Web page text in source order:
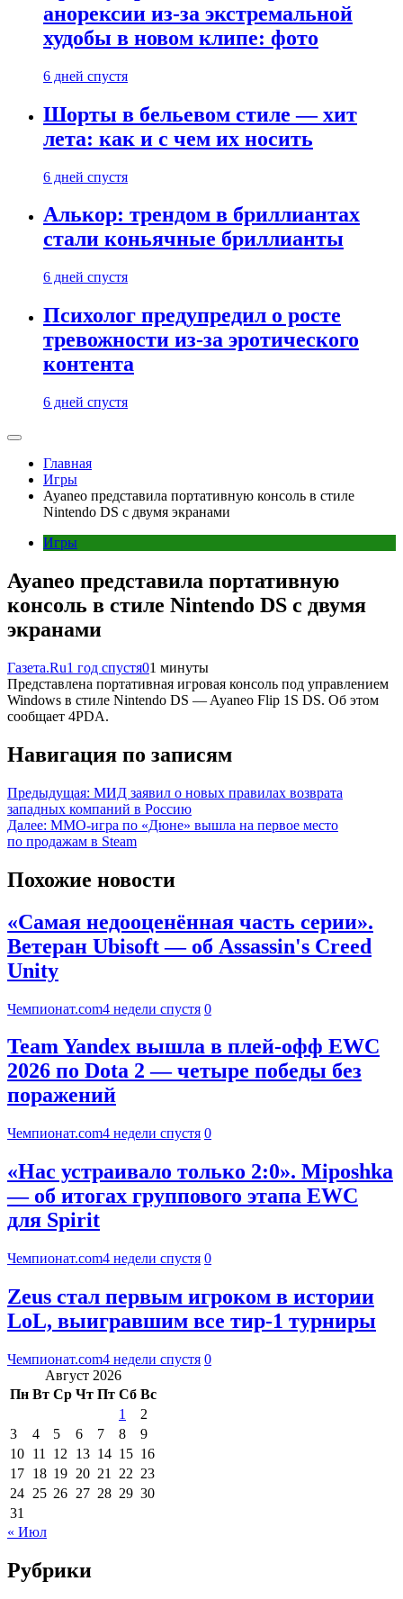
анорексии из-за экстремальной
худобы в новом клипе: фото
6 дней спустя
Шорты в бельевом стиле — хит
лета: как и с чем их носить
6 дней спустя
Алькор: трендом в бриллиантах
стали коньячные бриллианты
6 дней спустя
Психолог предупредил о росте
тревожности из-за эротического
контента
6 дней спустя
Главная
Игры
Ayaneo представила портативную консоль в стиле
Nintendo DS с двумя экранами
Игры
Ayaneo представила портативную
консоль в стиле Nintendo DS с двумя
экранами
Газета.Ru1 год спустя01 минуты
Представлена портативная игровая консоль под управлением
Windows в стиле Nintendo DS — Ayaneo Flip 1S DS. Об этом
сообщает 4PDA.
Навигация по записям
Предыдущая: МИД заявил о новых правилах возврата
западных компаний в Россию
Далее: MMO-игра по «Дюне» вышла на первое место
по продажам в Steam
Похожие новости
«Самая недооценённая часть серии».
Ветеран Ubisoft — об Assassin's Creed
Unity
Чемпионат.com4 недели спустя 0
Team Yandex вышла в плей-офф EWC
2026 по Dota 2 — четыре победы без
поражений
Чемпионат.com4 недели спустя 0
«Нас устраивало только 2:0». Miposhka
— об итогах группового этапа EWC
для Spirit
Чемпионат.com4 недели спустя 0
Zeus стал первым игроком в истории
LoL, выигравшим все тир-1 турниры
Чемпионат.com4 недели спустя 0
Август 2026
Пн Вт Ср Чт Пт Сб Вс
1
2
3
4 5 6 7 8
9
10 11 12 13 14 15 16
17 18 19 20 21 22 23
24 25 26 27 28 29 30
31
« Июл
Рубрики